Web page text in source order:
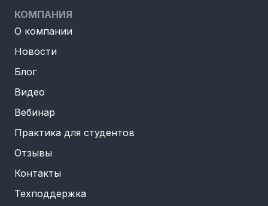
КОМПАНИЯ
О компании
Новости
Блог
Видео
Вебинар
Практика для студентов
Отзывы
Контакты
Техподдержка